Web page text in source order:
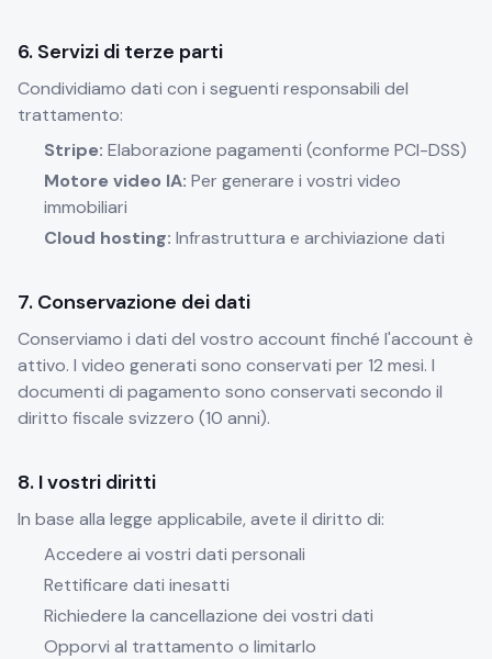
6. Servizi di terze parti
Condividiamo dati con i seguenti responsabili del
trattamento:
Stripe: Elaborazione pagamenti (conforme PCI-DSS)
Motore video IA: Per generare i vostri video
immobiliari
Cloud hosting: Infrastruttura e archiviazione dati
7. Conservazione dei dati
Conserviamo i dati del vostro account finché l'account è
attivo. I video generati sono conservati per 12 mesi. I
documenti di pagamento sono conservati secondo il
diritto fiscale svizzero (10 anni).
8. I vostri diritti
In base alla legge applicabile, avete il diritto di:
Accedere ai vostri dati personali
Rettificare dati inesatti
Richiedere la cancellazione dei vostri dati
Opporvi al trattamento o limitarlo